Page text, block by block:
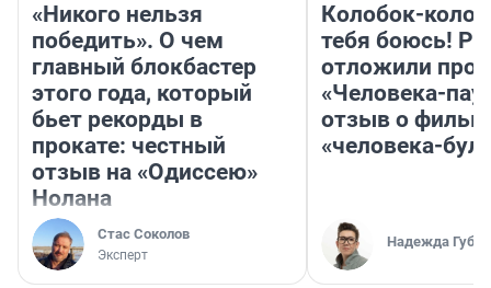
«Никого нельзя
победить». О чем
главный блокбастер
этого года, который
бьет рекорды в
прокате: честный
отзыв на «Одиссею»
Нолана
Стас Соколов
Эксперт
Колобок-
тебя боюсь!
отложили
«Человека-
отзыв о
«человека-
Надежда